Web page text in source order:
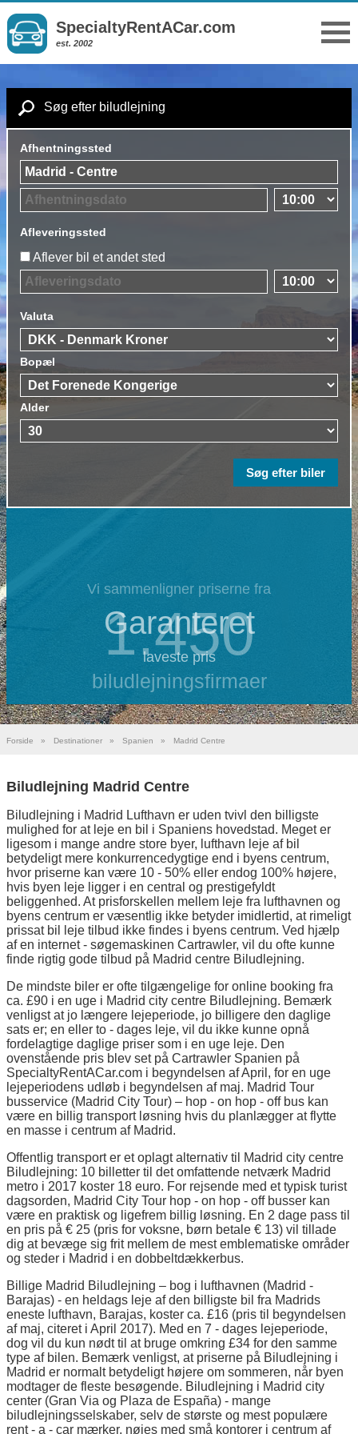
SpecialtyRentACar.com
est. 2002
Søg efter biludlejning
Afhentningssted
Afleveringssted
Aflever bil et andet sted
Valuta
Bopæl
Alder
Vi sammenligner priserne fra
1.450
biludlejningsfirmaer
Garanteret
laveste pris
Forside » Destinationer » Spanien » Madrid Centre
Biludlejning Madrid Centre
Biludlejning i Madrid Lufthavn er uden tvivl den billigste
mulighed for at leje en bil i Spaniens hovedstad. Meget er
ligesom i mange andre store byer, lufthavn leje af bil
betydeligt mere konkurrencedygtige end i byens centrum,
hvor priserne kan være 10 - 50% eller endog 100% højere,
hvis byen leje ligger i en central og prestigefyldt
beliggenhed. At prisforskellen mellem leje fra lufthavnen og
byens centrum er væsentlig ikke betyder imidlertid, at rimeligt
prissat bil leje tilbud ikke findes i byens centrum. Ved hjælp
af en internet - søgemaskinen Cartrawler, vil du ofte kunne
finde rigtig gode tilbud på Madrid centre Biludlejning.
De mindste biler er ofte tilgængelige for online booking fra
ca. £90 i en uge i Madrid city centre Biludlejning. Bemærk
venligst at jo længere lejeperiode, jo billigere den daglige
sats er; en eller to - dages leje, vil du ikke kunne opnå
fordelagtige daglige priser som i en uge leje. Den
ovenstående pris blev set på Cartrawler Spanien på
SpecialtyRentACar.com i begyndelsen af April, for en uge
lejeperiodens udløb i begyndelsen af maj. Madrid Tour
busservice (Madrid City Tour) – hop - on hop - off bus kan
være en billig transport løsning hvis du planlægger at flytte
en masse i centrum af Madrid.
Offentlig transport er et oplagt alternativ til Madrid city centre
Biludlejning: 10 billetter til det omfattende netværk Madrid
metro i 2017 koster 18 euro. For rejsende med et typisk turist
dagsorden, Madrid City Tour hop - on hop - off busser kan
være en praktisk og ligefrem billig løsning. En 2 dage pass til
en pris på € 25 (pris for voksne, børn betale € 13) vil tillade
dig at bevæge sig frit mellem de mest emblematiske områder
og steder i Madrid i en dobbeltdækkerbus.
Billige Madrid Biludlejning – bog i lufthavnen (Madrid -
Barajas) - en heldags leje af den billigste bil fra Madrids
eneste lufthavn, Barajas, koster ca. £16 (pris til begyndelsen
af maj, citeret i April 2017). Med en 7 - dages lejeperiode,
dog vil du kun nødt til at bruge omkring £34 for den samme
type af bilen. Bemærk venligst, at priserne på Biludlejning i
Madrid er normalt betydeligt højere om sommeren, når byen
modtager de fleste besøgende. Biludlejning i Madrid city
center (Gran Via og Plaza de España) - mange
biludlejningsselskaber, selv de største og mest populære
rent - a - car mærker, nøjes med små kontorer i centrum af